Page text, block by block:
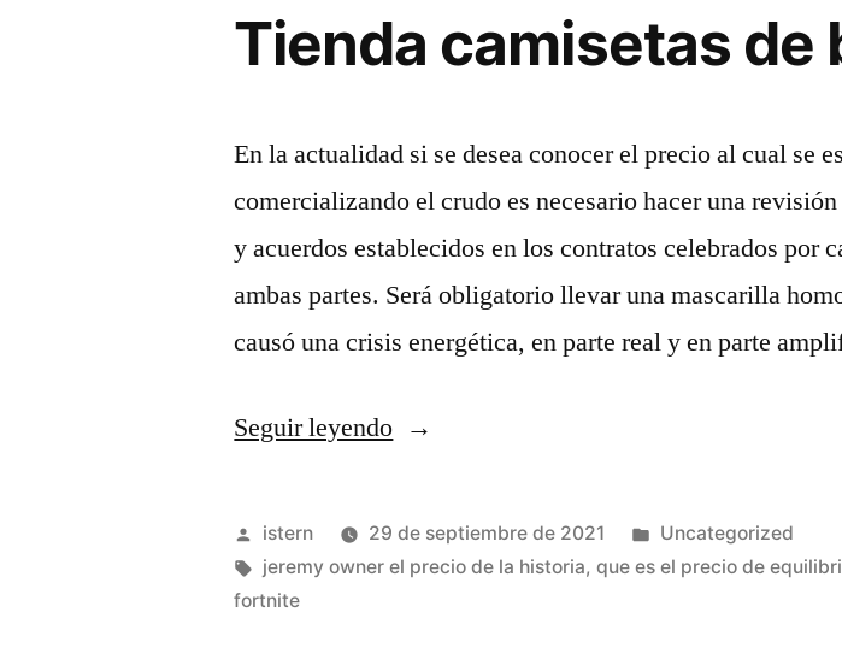
Tienda camisetas de
En la actualidad si se desea conocer el precio al cual se
comercializando el crudo es necesario hacer una
y acuerdos establecidos en los contratos celebrados por
ambas partes. Será obligatorio llevar una mascarilla
causó una crisis energética, en parte real y en parte
Seguir leyendo«Tienda
de
basket»
Publicado
por
istern 29 de septiembre de 2021
Publicado
en
Uncategorized
Etiquetas:
jeremy owner el precio de la historia,que es el precio de
fortnite